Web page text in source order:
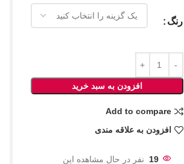
رنگ
افزودن به سبد خرید
Add to compare
افزودن به علاقه مندی
19
نفر در حال مشاهده این